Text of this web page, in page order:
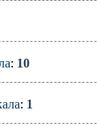
: 10
: 1